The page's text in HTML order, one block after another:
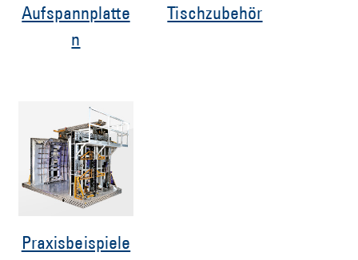
Aufspannplatte
n
Tischzubehör
Praxisbeispiele